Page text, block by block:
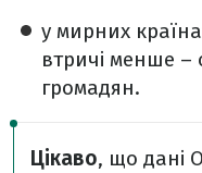
у мирних
втричі менше –
громадян.
Цікаво, що дані